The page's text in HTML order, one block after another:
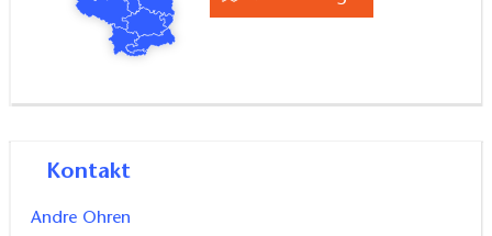
ein Doppelbett (140 cm), ein Doppelbett (180 cm)
Kontakt
Andre Ohren